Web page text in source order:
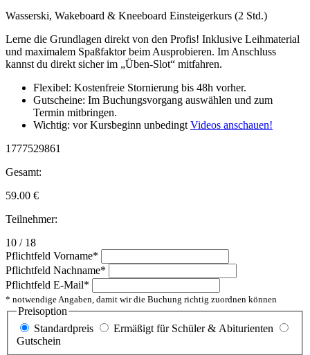
Wasserski, Wakeboard & Kneeboard Einsteigerkurs (2 Std.)
Lerne die Grundlagen direkt von den Profis! Inklusive Leihmaterial
und maximalem Spaßfaktor beim Ausprobieren. Im Anschluss
kannst du direkt sicher im „Üben-Slot“ mitfahren.
Flexibel: Kostenfreie Stornierung bis 48h vorher.
Gutscheine: Im Buchungsvorgang auswählen und zum
Termin mitbringen.
Wichtig: vor Kursbeginn unbedingt Videos anschauen!
1777529861
Gesamt:
59.00 €
Teilnehmer:
10 / 18
Pflichtfeld Vorname*
Pflichtfeld Nachname*
Pflichtfeld E-Mail*
* notwendige Angaben, damit wir die Buchung richtig zuordnen können
Preisoption
Standardpreis
Ermäßigt für Schüler & Abiturienten
Gutschein